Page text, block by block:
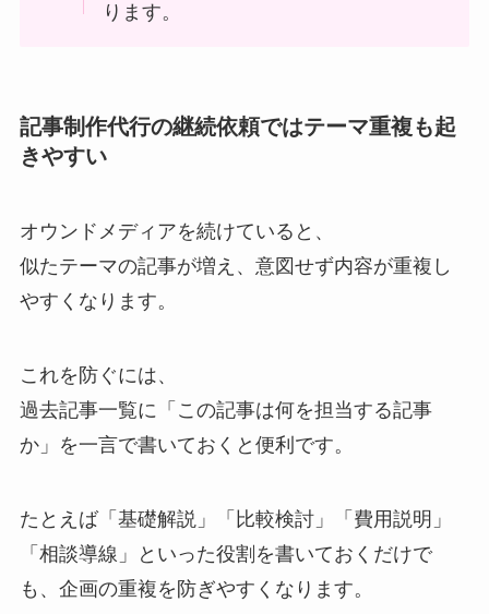
ります。
記事制作代行の継続依頼ではテーマ重複も起
きやすい
オウンドメディアを続けていると、
似たテーマの記事が増え、意図せず内容が重複し
やすくなります。
これを防ぐには、
過去記事一覧に「この記事は何を担当する記事
か」を一言で書いておくと便利です。
たとえば「基礎解説」「比較検討」「費用説明」
「相談導線」といった役割を書いておくだけで
も、企画の重複を防ぎやすくなります。